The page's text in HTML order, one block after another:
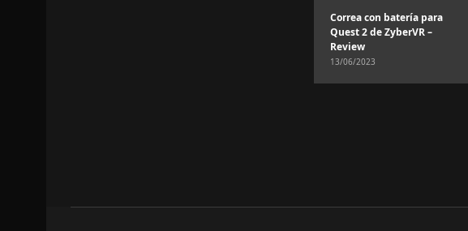
Correa con batería para
Quest 2 de ZyberVR –
Review
13/06/2023